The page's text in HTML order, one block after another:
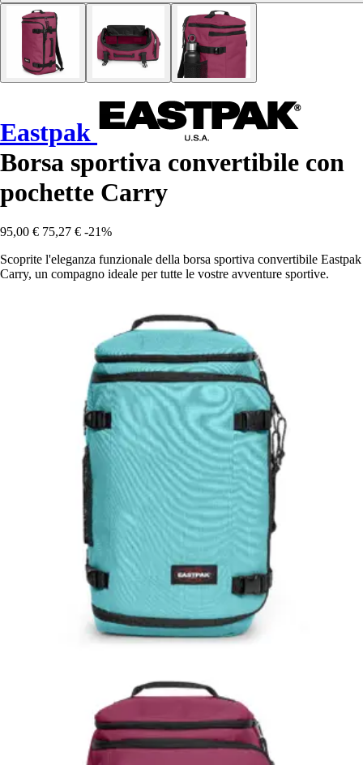
Eastpak
Borsa sportiva convertibile con
pochette Carry
95,00 € 75,27 € -21%
Scoprite l'eleganza funzionale della borsa sportiva convertibile Eastpak
Carry, un compagno ideale per tutte le vostre avventure sportive.